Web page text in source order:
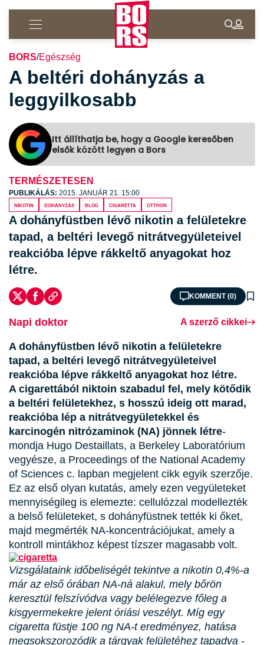
BORS/Egészség
A beltéri dohányzás a
leggyilkosabb
Itt állíthatja be, hogy a Google keresőben
elsők között legyen a Bors
TERMÉSZETESEN
PUBLIKÁLÁS: 2015. JANUÁR 21. 15:00
nikotin
dohányzás blog cigaretta otthon
A dohányfüstben lévő nikotin a felületekre
tapad, a beltéri levegő nitrátvegyületeivel
reakcióba lépve rákkeltő anyagokat hoz
létre.
KOMMENT (0)
Napi doktor A szerző cikkei
A dohányfüstben lévő nikotin a felületekre
tapad, a beltéri levegő nitrátvegyületeivel
reakcióba lépve rákkeltő anyagokat hoz létre.
A cigarettából niktoin szabadul fel, mely kötődik
a beltéri felületekhez, s hosszú ideig ott marad,
reakcióba lép a nitrátvegyületekkel és
karcinogén nitrózaminok (NA) jönnek létre-
mondja Hugo Destaillats, a Berkeley Laboratórium
vegyésze, a Proceedings of the National Academy
of Sciences c. lapban megjelent cikk egyik szerzője.
Ez az első olyan kutatás, amely ezen vegyületeket
mennyiségileg is elemezte: cellulózzal modellezték
a belső felületeket, s dohányfüstnek tették ki őket,
majd megmérték NA-koncentrációjukat, amely a
kontroll mintákhoz képest tízszer magasabb volt.
Vizsgálataink időbeliségét tekintve a nikotin 0,4%-a
már az első órában NA-ná alakul, mely bőrön
keresztül felszívódva vagy belélegezve főleg a
kisgyermekekre jelent óriási veszélyt. Míg egy
cigaretta füstje 100 ng NA-t eredményez, hatása
megsokszorozódik a tárgyak felületéhez tapadva -